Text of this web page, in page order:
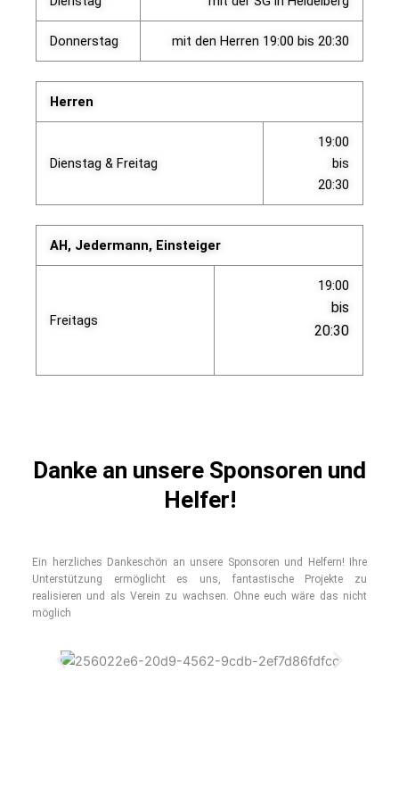
Donnerstag mit den Herren 19:00 bis 20:30
Herren
Dienstag & Freitag
19:00
bis
20:30
AH, Jedermann, Einsteiger
Freitags
19:00
bis
20:30
Danke an unsere Sponsoren und
Helfer!
Ein herzliches Dankeschön an unsere Sponsoren und Helfern! Ihre
Unterstützung ermöglicht es uns, fantastische Projekte zu
realisieren und als Verein zu wachsen. Ohne euch wäre das nicht
möglich